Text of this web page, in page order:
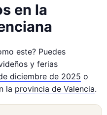
en la
este? Puedes
y ferias
diciembre de 2025 o
la provincia de Valencia.